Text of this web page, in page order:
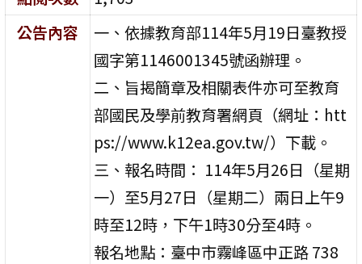
公告內容
一、依據教育部114年5月19日臺教授
國字第1146001345號函辦理。
二、旨揭簡章及相關表件亦可至教育
部國民及學前教育署網頁（網址：htt
ps://www.k12ea.gov.tw/）下載。
三、報名時間： 114年5月26日（星期
一）至5月27日（星期二）兩日上午9
時至12時，下午1時30分至4時。
報名地點：臺中市霧峰區中正路 738